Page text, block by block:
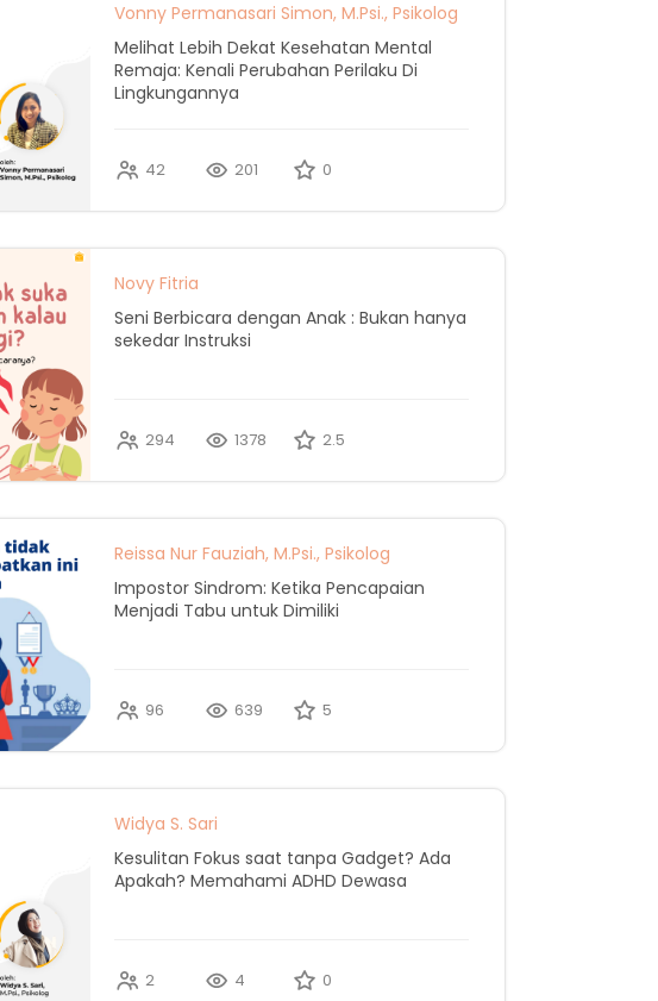
Vonny Permanasari Simon, M.Psi., Psikolog
Melihat Lebih Dekat Kesehatan Mental
Remaja: Kenali Perubahan Perilaku Di
Lingkungannya
42 201 0
Novy Fitria
Seni Berbicara dengan Anak : Bukan hanya
sekedar Instruksi
294 1378 2.5
Reissa Nur Fauziah, M.Psi., Psikolog
Impostor Sindrom: Ketika Pencapaian
Menjadi Tabu untuk Dimiliki
96 639 5
Widya S. Sari
Kesulitan Fokus saat tanpa Gadget? Ada
Apakah? Memahami ADHD Dewasa
2 4 0